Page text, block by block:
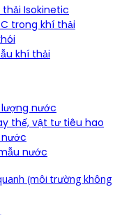
Isokinetic
trong khí thải
khí thải
nước
thế, vật tư tiêu hao
nước
(môi trường không